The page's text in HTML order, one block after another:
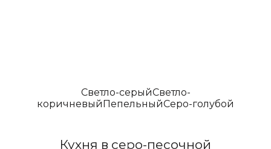
Светло-серыйСветло-
коричневыйПепельныйСеро-голубой
Кухня в серо-песочной